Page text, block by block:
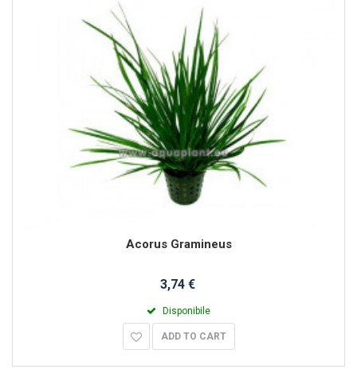
Acorus Gramineus
3,74 €
Disponibile
ADD TO CART